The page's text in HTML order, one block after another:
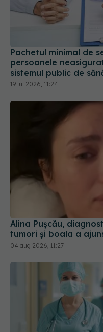
Pachetul minimal de
persoanele
sistemul public de
Alina Pușcău,
tumori și boala a
04 aug 2026, 11:27